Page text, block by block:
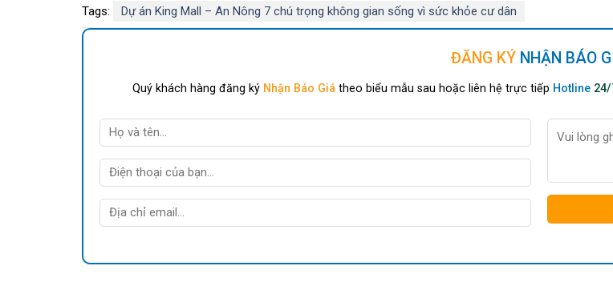
Tags:
Dự án King Mall – An Nông 7 chú trọng không gian sống vì sức khỏe cư dân
ĐĂNG KÝ NHẬN BÁO
Quý khách hàng đăng ký Nhận Báo Giá theo biểu mẫu sau hoặc liên hệ trực tiếp Hotline